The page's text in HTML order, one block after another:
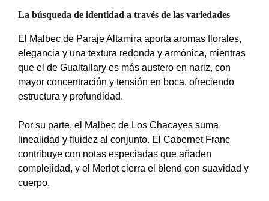
La búsqueda de identidad a través de las variedades
El Malbec de Paraje Altamira aporta aromas florales,
elegancia y una textura redonda y armónica, mientras
que el de Gualtallary es más austero en nariz, con
mayor concentración y tensión en boca, ofreciendo
estructura y profundidad.
Por su parte, el Malbec de Los Chacayes suma
linealidad y fluidez al conjunto. El Cabernet Franc
contribuye con notas especiadas que añaden
complejidad, y el Merlot cierra el blend con suavidad y
cuerpo.